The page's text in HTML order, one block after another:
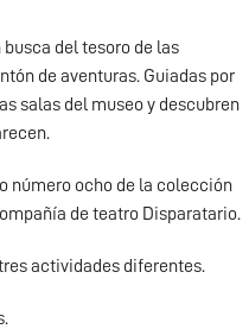
del tesoro de las
de aventuras. Guiadas por
salas del museo y descubren
número ocho de la colección
de teatro Disparatario.
actividades diferentes.